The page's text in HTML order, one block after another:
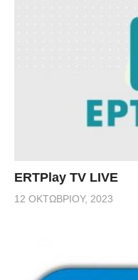
ERTPlay TV LIVE
12 ΟΚΤΩΒΡΊΟΥ, 2023